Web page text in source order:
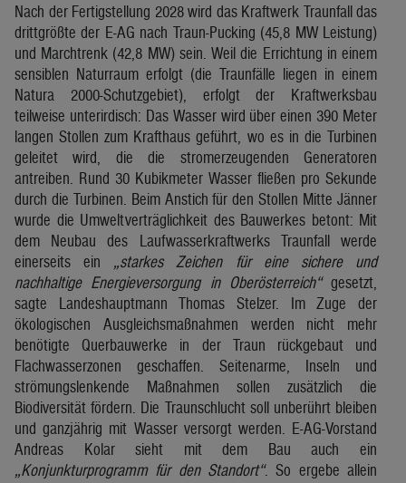
Nach der Fertigstellung 2028 wird das Kraftwerk Traunfall das
drittgrößte der E-AG nach Traun-Pucking (45,8 MW Leistung)
und Marchtrenk (42,8 MW) sein. Weil die Errichtung in einem
sensiblen Naturraum erfolgt (die Traunfälle liegen in einem
Natura 2000-Schutzgebiet), erfolgt der Kraftwerksbau
teilweise unterirdisch: Das Wasser wird über einen 390 Meter
langen Stollen zum Krafthaus geführt, wo es in die Turbinen
geleitet wird, die die stromerzeugenden Generatoren
antreiben. Rund 30 Kubikmeter Wasser fließen pro Sekunde
durch die Turbinen. Beim Anstich für den Stollen Mitte Jänner
wurde die Umweltverträglichkeit des Bauwerkes betont: Mit
dem Neubau des Laufwasserkraftwerks Traunfall werde
einerseits ein „starkes Zeichen für eine sichere und
nachhaltige Energieversorgung in Oberösterreich“gesetzt,
sagte Landeshauptmann Thomas Stelzer. Im Zuge der
ökologischen Ausgleichsmaßnahmen werden nicht mehr
benötigte Querbauwerke in der Traun rückgebaut und
Flachwasserzonen geschaffen. Seitenarme, Inseln und
strömungslenkende Maßnahmen sollen zusätzlich die
Biodiversität fördern. Die Traunschlucht soll unberührt bleiben
und ganzjährig mit Wasser versorgt werden. E-AG-Vorstand
Andreas Kolar sieht mit dem Bau auch ein
„Konjunkturprogramm für den Standort“. So ergebe allein